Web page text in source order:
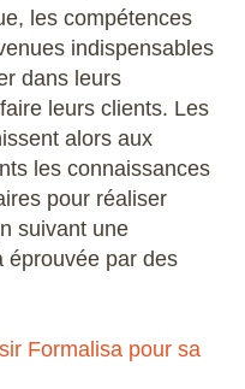
les compétences
indispensables
dans leurs
leurs clients. Les
alors aux
les connaissances
pour réaliser
suivant une
éprouvée par des
Formalisa pour sa